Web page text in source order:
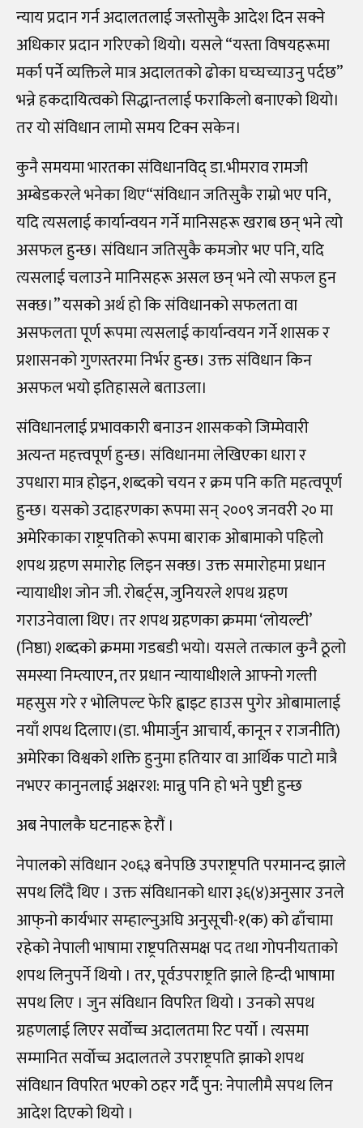
न्याय प्रदान गर्न अदालतलाई जस्तोसुकै आदेश दिन सक्ने
अधिकार प्रदान गरिएको थियो। यसले “यस्ता विषयहरूमा
मर्का पर्ने व्यक्तिले मात्र अदालतको ढोका घच्घच्याउनु पर्दछ”
भन्ने हकदायित्वको सिद्धान्तलाई फराकिलो बनाएको थियो।
तर यो संविधान लामो समय टिक्न सकेन।
कुनै समयमा भारतका संविधानविद् डा.भीमराव रामजी
अम्बेडकरले भनेका थिए“संविधान जतिसुकै राम्रो भए पनि,
यदि त्यसलाई कार्यान्वयन गर्ने मानिसहरू खराब छन् भने त्यो
असफल हुन्छ। संविधान जतिसुकै कमजोर भए पनि, यदि
त्यसलाई चलाउने मानिसहरू असल छन् भने त्यो सफल हुन
सक्छ।” यसको अर्थ हो कि संविधानको सफलता वा
असफलता पूर्ण रूपमा त्यसलाई कार्यान्वयन गर्ने शासक र
प्रशासनको गुणस्तरमा निर्भर हुन्छ। उक्त संविधान किन
असफल भयो इतिहासले बताउला।
संविधानलाई प्रभावकारी बनाउन शासकको जिम्मेवारी
अत्यन्त महत्त्वपूर्ण हुन्छ। संविधानमा लेखिएका धारा र
उपधारा मात्र होइन, शब्दको चयन र क्रम पनि कति महत्वपूर्ण
हुन्छ। यसको उदाहरणका रूपमा सन् २००९ जनवरी २० मा
अमेरिकाका राष्ट्रपतिको रूपमा बाराक ओबामाको पहिलो
शपथ ग्रहण समारोह लिइन सक्छ। उक्त समारोहमा प्रधान
न्यायाधीश जोन जी. रोबर्ट्स, जुनियरले शपथ ग्रहण
गराउनेवाला थिए। तर शपथ ग्रहणका क्रममा ‘लोयल्टी’
(निष्ठा) शब्दको क्रममा गडबडी भयो। यसले तत्काल कुनै ठूलो
समस्या निम्त्याएन, तर प्रधान न्यायाधीशले आफ्नो गल्ती
महसुस गरे र भोलिपल्ट फेरि ह्वाइट हाउस पुगेर ओबामालाई
नयाँ शपथ दिलाए।(डा. भीमार्जुन आचार्य, कानून र राजनीति)
अमेरिका विश्वको शक्ति हुनुमा हतियार वा आर्थिक पाटो मात्रै
नभएर कानुनलाई अक्षरश: मान्नु पनि हो भने पुष्टी हुन्छ
अब नेपालकै घटनाहरू हेरौं ।
नेपालको संविधान २०६३ बनेपछि उपराष्ट्रपति परमानन्द झाले
सपथ लिँदै थिए । उक्त संविधानको धारा ३६(४)अनुसार उनले
आफ्‌नो कार्यभार सम्हाल्नुअघि अनुसूची-१(क) को ढाँचामा
रहेको नेपाली भाषामा राष्ट्रपतिसमक्ष पद तथा गोपनीयताको
शपथ लिनुपर्ने थियो । तर, पूर्वउपराष्ट्रति झाले हिन्दी भाषामा
सपथ लिए । जुन संविधान विपरित थियो । उनको सपथ
ग्रहणलाई लिएर सर्वोच्च अदालतमा रिट पर्यो । त्यसमा
सम्मानित सर्वोच्च अदालतले उपराष्ट्रपति झाको शपथ
संविधान विपरित भएको ठहर गर्दै पुन: नेपालीमै सपथ लिन
आदेश दिएको थियो ।